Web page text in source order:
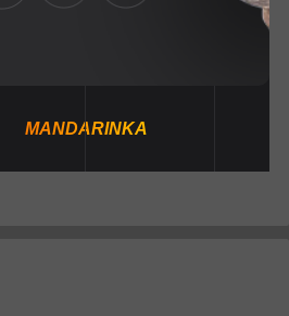
MANDARINKA